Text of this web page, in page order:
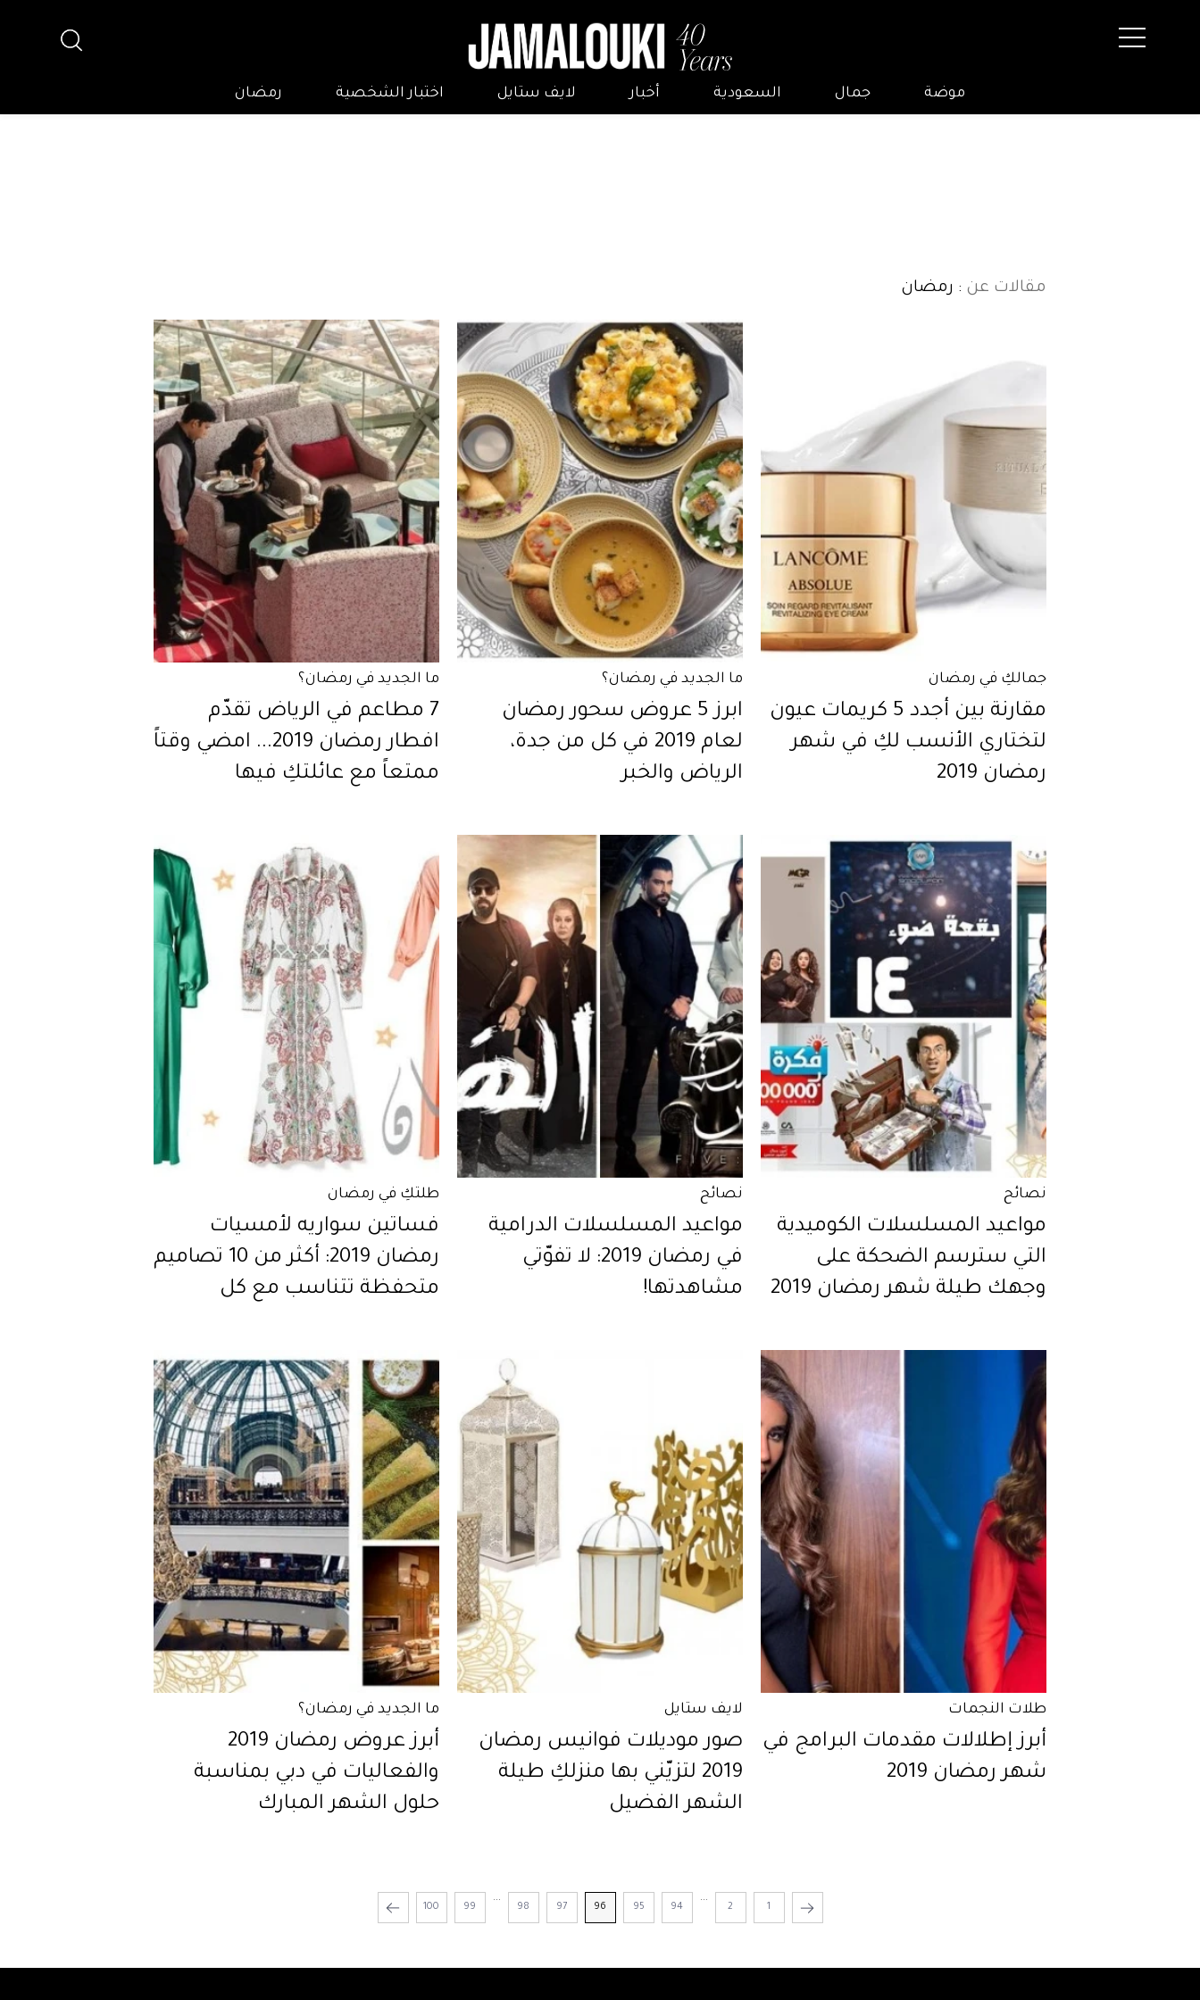
موضة جمال السعودية أخبار لايف ستايل اختبار الشخصية رمضان
مقالات عن : رمضان
جمالكِ في رمضان
مقارنة بين أجدد 5 كريمات عيون
لتختاري الأنسب لكِ في شهر
رمضان 2019
ما الجديد في رمضان؟
ابرز 5 عروض سحور رمضان
لعام 2019 في كل من جدة،
الرياض والخبر
ما الجديد في رمضان؟
7 مطاعم في الرياض تقدّم
افطار رمضان 2019... امضي وقتاً
ممتعاً مع عائلتكِ فيها
نصائح
مواعيد المسلسلات الكوميدية
التي سترسم الضحكة على
وجهك طيلة شهر رمضان 2019
نصائح
مواعيد المسلسلات الدرامية
في رمضان 2019: لا تفوّتي
مشاهدتها!
طلتكِ في رمضان
فساتين سواريه لأمسيات
رمضان 2019: أكثر من 10 تصاميم
متحفظة تتناسب مع كل
طلات النجمات
أبرز إطلالات مقدمات البرامج في
شهر رمضان 2019
لايف ستايل
صور موديلات فوانيس رمضان
2019 لتزيّني بها منزلكِ طيلة
الشهر الفضيل
ما الجديد في رمضان؟
أبرز عروض رمضان 2019
والفعاليات في دبي بمناسبة
حلول الشهر المبارك
1
2
...
94
95
96
97
98
...
99
100